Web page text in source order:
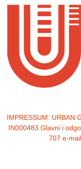
IMPRESSUM: URBAN
IN000483 Glavni i
707 e-